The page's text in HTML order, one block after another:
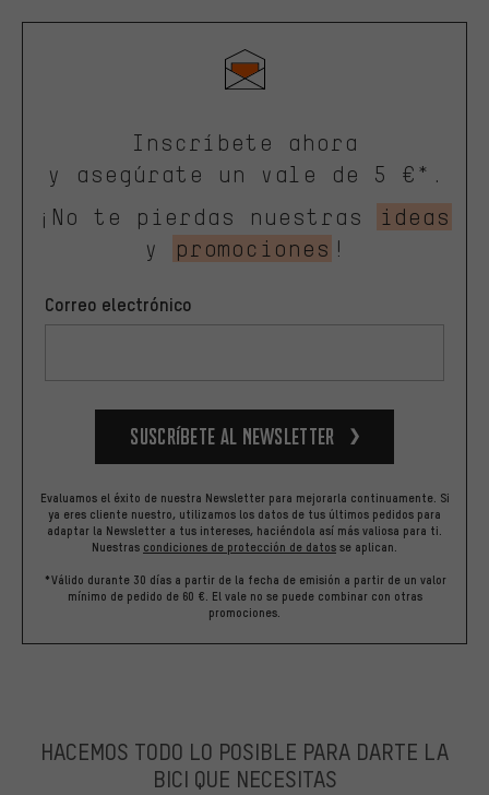
Inscríbete ahora
y asegúrate un vale de 5 €*.
¡No te pierdas nuestras
ideas
y
promociones !
Correo electrónico
Suscríbete al newsletter
Evaluamos el éxito de nuestra Newsletter para mejorarla continuamente. Si
ya eres cliente nuestro, utilizamos los datos de tus últimos pedidos para
adaptar la Newsletter a tus intereses, haciéndola así más valiosa para ti.
Nuestras condiciones de protección de datos se aplican.
*Válido durante 30 días a partir de la fecha de emisión a partir de un valor
mínimo de pedido de 60 €. El vale no se puede combinar con otras
promociones.
HACEMOS TODO LO POSIBLE PARA DARTE LA
BICI QUE NECESITAS